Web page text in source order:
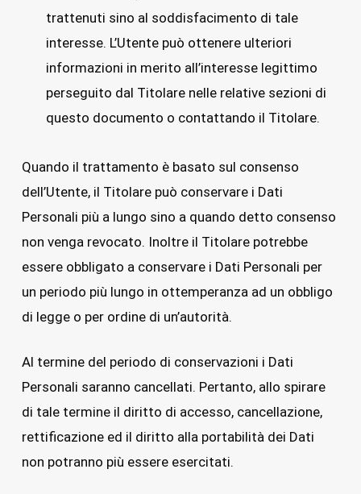
trattenuti sino al soddisfacimento di tale
interesse. L’Utente può ottenere ulteriori
informazioni in merito all’interesse legittimo
perseguito dal Titolare nelle relative sezioni di
questo documento o contattando il Titolare.
Quando il trattamento è basato sul consenso
dell’Utente, il Titolare può conservare i Dati
Personali più a lungo sino a quando detto consenso
non venga revocato. Inoltre il Titolare potrebbe
essere obbligato a conservare i Dati Personali per
un periodo più lungo in ottemperanza ad un obbligo
di legge o per ordine di un’autorità.
Al termine del periodo di conservazioni i Dati
Personali saranno cancellati. Pertanto, allo spirare
di tale termine il diritto di accesso, cancellazione,
rettificazione ed il diritto alla portabilità dei Dati
non potranno più essere esercitati.